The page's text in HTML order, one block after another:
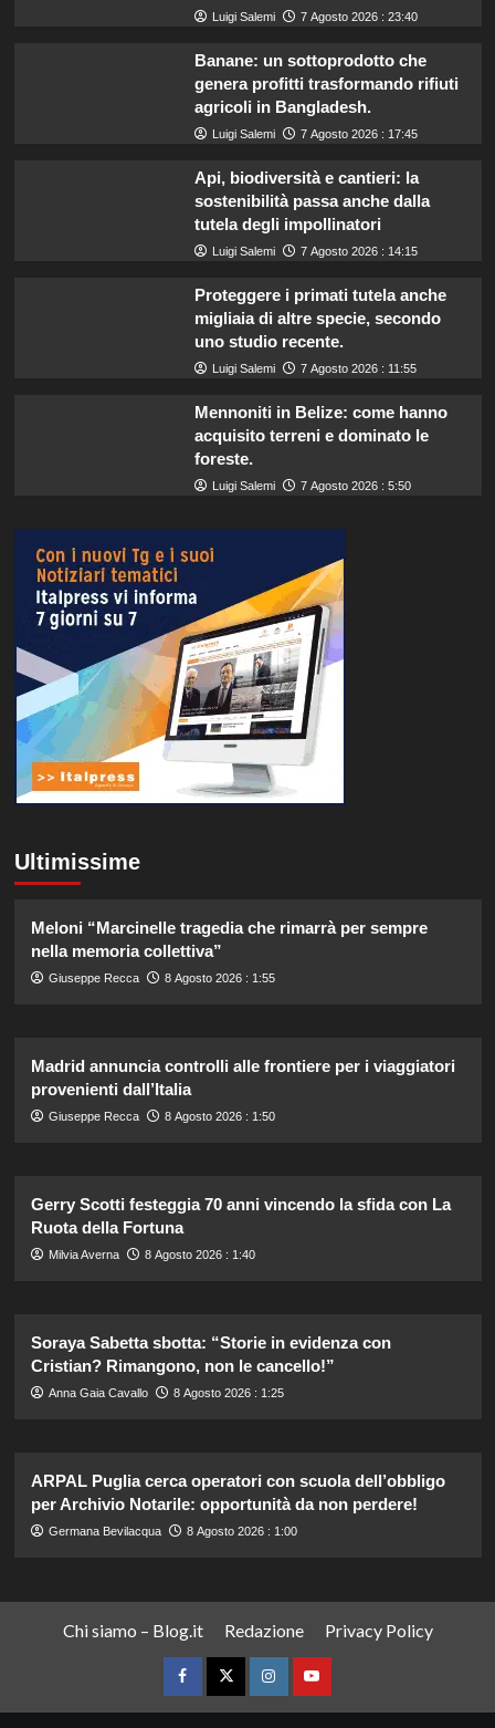
Luigi Salemi 7 Agosto 2026 : 23:40
Banane: un sottoprodotto che
genera profitti trasformando rifiuti
agricoli in Bangladesh.
Luigi Salemi 7 Agosto 2026 : 17:45
Api, biodiversità e cantieri: la
sostenibilità passa anche dalla
tutela degli impollinatori
Luigi Salemi 7 Agosto 2026 : 14:15
Proteggere i primati tutela anche
migliaia di altre specie, secondo
uno studio recente.
Luigi Salemi 7 Agosto 2026 : 11:55
Mennoniti in Belize: come hanno
acquisito terreni e dominato le
foreste.
Luigi Salemi 7 Agosto 2026 : 5:50
Ultimissime
Meloni “Marcinelle tragedia che rimarrà per sempre
nella memoria collettiva”
Giuseppe Recca 8 Agosto 2026 : 1:55
Madrid annuncia controlli alle frontiere per i viaggiatori
provenienti dall’Italia
Giuseppe Recca 8 Agosto 2026 : 1:50
Gerry Scotti festeggia 70 anni vincendo la sfida con La
Ruota della Fortuna
Milvia Averna 8 Agosto 2026 : 1:40
Soraya Sabetta sbotta: “Storie in evidenza con
Cristian? Rimangono, non le cancello!”
Anna Gaia Cavallo 8 Agosto 2026 : 1:25
ARPAL Puglia cerca operatori con scuola dell’obbligo
per Archivio Notarile: opportunità da non perdere!
Germana Bevilacqua 8 Agosto 2026 : 1:00
Chi siamo – Blog.it Redazione Privacy Policy
FacebookTwitterInstagramYouTube